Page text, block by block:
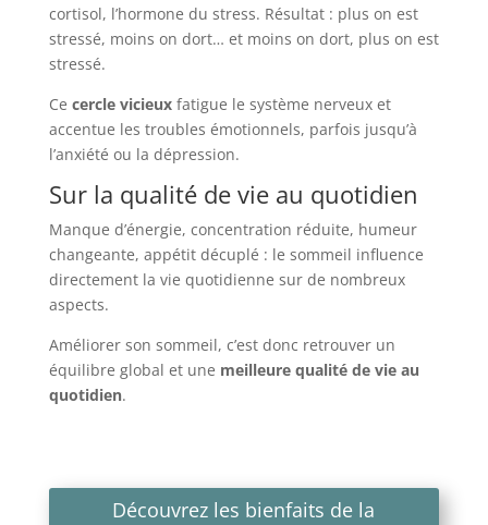
cortisol, l’hormone du stress. Résultat : plus on est
stressé, moins on dort… et moins on dort, plus on est
stressé.
Ce cercle vicieuxfatigue le système nerveux et
accentue les troubles émotionnels, parfois jusqu’à
l’anxiété ou la dépression.
Sur la qualité de vie au quotidien
Manque d’énergie, concentration réduite, humeur
changeante, appétit décuplé : le sommeil influence
directement la vie quotidienne sur de nombreux
aspects.
Améliorer son sommeil, c’est donc retrouver un
équilibre global et une meilleure qualité de vie au
quotidien.
Découvrez les bienfaits de la